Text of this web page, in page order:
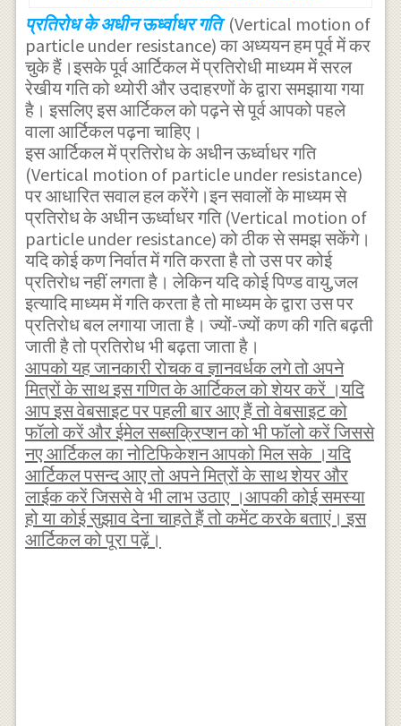
प्रतिरोध के अधीन ऊर्ध्वाधर गति(Vertical motion of
particle under resistance) का अध्ययन हम पूर्व में कर
चुके हैं।इसके पूर्व आर्टिकल में प्रतिरोधी माध्यम में सरल
रेखीय गति को थ्योरी और उदाहरणों के द्वारा समझाया गया
है। इसलिए इस आर्टिकल को पढ़ने से पूर्व आपको पहले
वाला आर्टिकल पढ़ना चाहिए।
इस आर्टिकल में प्रतिरोध के अधीन ऊर्ध्वाधर गति
(Vertical motion of particle under resistance)
पर आधारित सवाल हल करेंगे।इन सवालों के माध्यम से
प्रतिरोध के अधीन ऊर्ध्वाधर गति (Vertical motion of
particle under resistance) को ठीक से समझ सकेंगे।
यदि कोई कण निर्वात में गति करता है तो उस पर कोई
प्रतिरोध नहीं लगता है। लेकिन यदि कोई पिण्ड वायु,जल
इत्यादि माध्यम में गति करता है तो माध्यम के द्वारा उस पर
प्रतिरोध बल लगाया जाता है। ज्यों-ज्यों कण की गति बढ़ती
जाती है तो प्रतिरोध भी बढ़ता जाता है।
आपको यह जानकारी रोचक व ज्ञानवर्धक लगे तो अपने
मित्रों के साथ इस गणित के आर्टिकल को शेयर करें ।यदि
आप इस वेबसाइट पर पहली बार आए हैं तो वेबसाइट को
फॉलो करें और ईमेल सब्सक्रिप्शन को भी फॉलो करें जिससे
नए आर्टिकल का नोटिफिकेशन आपको मिल सके ।यदि
आर्टिकल पसन्द आए तो अपने मित्रों के साथ शेयर और
लाईक करें जिससे वे भी लाभ उठाए ।आपकी कोई समस्या
हो या कोई सुझाव देना चाहते हैं तो कमेंट करके बताएं। इस
आर्टिकल को पूरा पढ़ें।